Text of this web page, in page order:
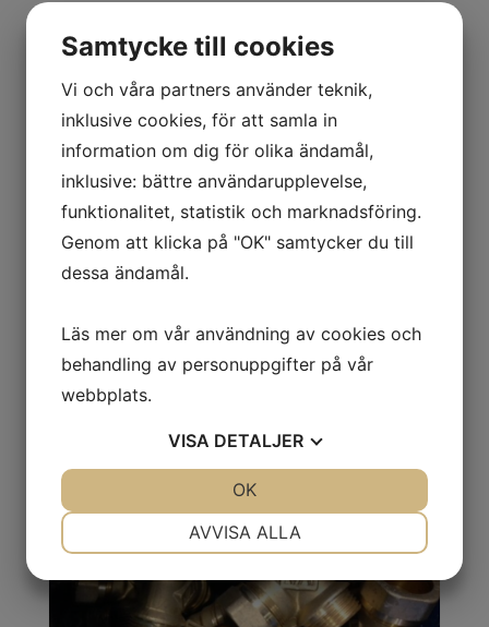
Augusti
Juni
Vi önskar alla våra kunder en trevlig sommar!
Rörinstallationer på Resecentrum i Kungälv
Oljeavskiljare för P-arken
Välkommen Willy Johansson
April
Rörinstallationer på
Resecentrum i Kungälv
Samtycke till cookies
Vi och våra partners använder teknik,
inklusive cookies, för att samla in
information om dig för olika ändamål,
inklusive: bättre användarupplevelse,
funktionalitet, statistik och marknadsföring.
Genom att klicka på "OK" samtycker du till
dessa ändamål.
Läs mer om vår användning av cookies och
behandling av personuppgifter på vår
webbplats.
VISA DETALJER
MARKNADSFÖRING STATISTIK
AVVISA ALLA
OK